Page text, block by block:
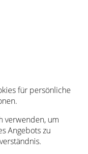
für persönliche
verwenden, um
Angebots zu